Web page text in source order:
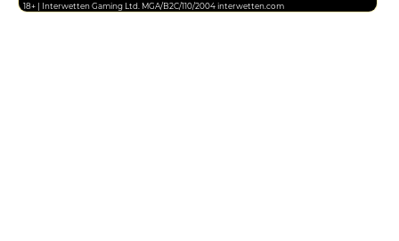
18+ | Interwetten Gaming Ltd. MGA/B2C/110/2004 interwetten.com